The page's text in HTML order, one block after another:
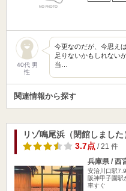
40代 男
性
今更なのだが、今思え
足りないかもしれない
当…
関連情報から探す
リゾ鳴尾浜（閉館しました
3.7点/ 21 件
兵庫県 / 西
安治川口駅
阪神甲子園駅
車すぐ